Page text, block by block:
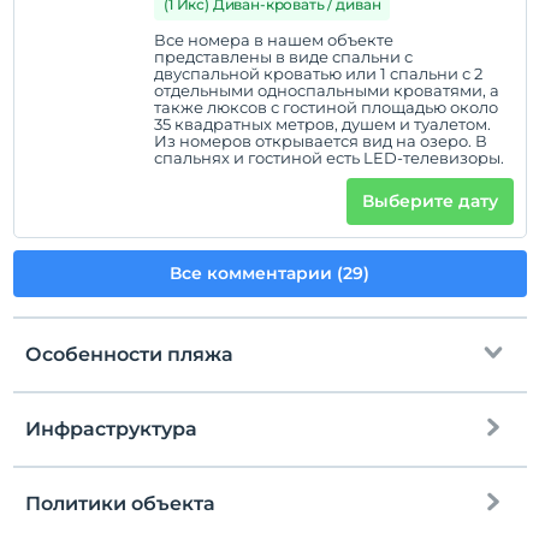
Политики объекта
Зарегистрироваться
Время выезда
Домашние животные не допускаются
Курение
Есть места для курения
Часы заезда
Дети
С детей младше 2 плата не взимается.
(1 Икс) Диван-кровать / диван
Все номера в нашем объекте
представлены в виде спальни с
двуспальной кроватью или 1 спальни с 2
отдельными односпальными кроватями, а
также люксов с гостиной площадью около
35 квадратных метров, душем и туалетом.
Из номеров открывается вид на озеро. В
спальнях и гостиной есть LED-телевизоры.
Выберите дату
Все комментарии (29)
Особенности пляжа
Общественный пляж
Песчаный пляж
Инфраструктура
Политики объекта